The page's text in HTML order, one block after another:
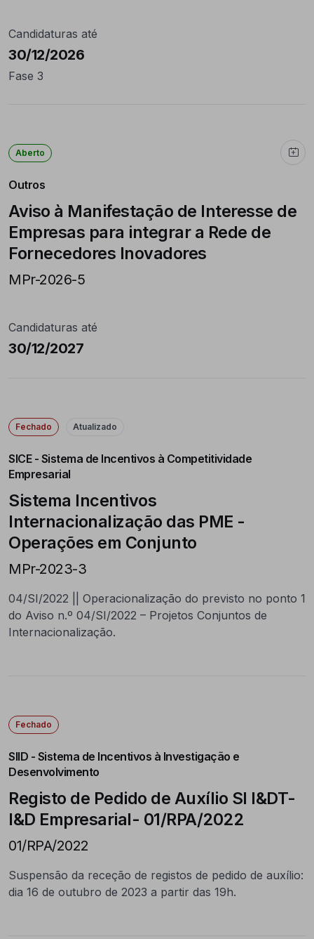
Candidaturas até
30/12/2026
Fase 3
Aberto
Outros
Aviso à Manifestação de Interesse de
Empresas para integrar a Rede de
Fornecedores Inovadores
MPr-2026-5
Candidaturas até
30/12/2027
Fechado Atualizado
SICE - Sistema de Incentivos à Competitividade
Empresarial
Sistema Incentivos
Internacionalização das PME -
Operações em Conjunto
MPr-2023-3
04/SI/2022 || Operacionalização do previsto no ponto 1
do Aviso n.º 04/SI/2022 – Projetos Conjuntos de
Internacionalização.
Fechado
SIID - Sistema de Incentivos à Investigação e
Desenvolvimento
Registo de Pedido de Auxílio SI I&DT-
I&D Empresarial- 01/RPA/2022
01/RPA/2022
Suspensão da receção de registos de pedido de auxílio:
dia 16 de outubro de 2023 a partir das 19h.